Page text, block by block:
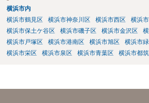
横浜市内
横浜市鶴見区
横浜市神奈川区 横浜市西区 横浜
横浜市保土ケ谷区
横浜市磯子区 横浜市金沢区
横浜市戸塚区
横浜市港南区 横浜市旭区 横浜市
横浜市栄区
横浜市泉区 横浜市青葉区 横浜市都